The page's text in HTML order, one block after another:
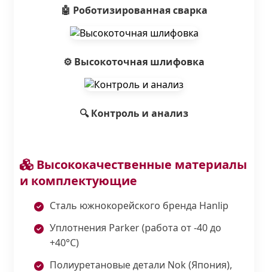
🤖 Роботизированная сварка
⚙️ Высокоточная шлифовка
🔍 Контроль и анализ
Высококачественные материалы
и комплектующие
Сталь южнокорейского бренда Hanlip
Уплотнения Parker (работа от -40 до
+40°С)
Полиуретановые детали Nok (Япония),